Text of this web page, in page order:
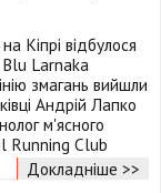
Кіпрі відбулося
Larnaka
змагань вийшли
Андрій Лапко
м'ясного
Running Club
Докладніше >>